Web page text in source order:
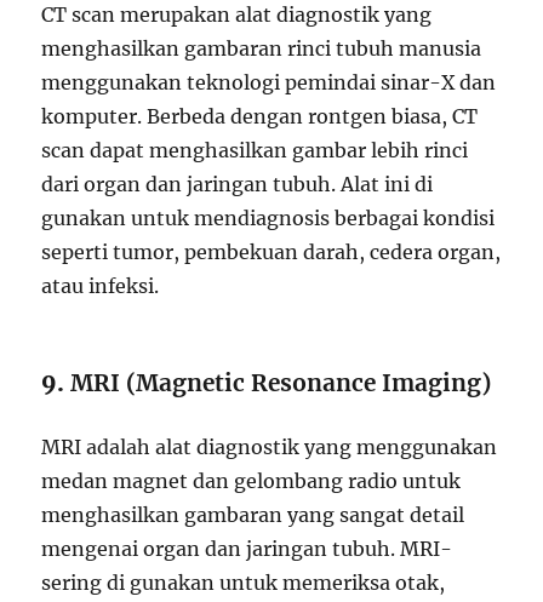
CT scan merupakan alat diagnostik yang
menghasilkan gambaran rinci tubuh manusia
menggunakan teknologi pemindai sinar-X dan
komputer. Berbeda dengan rontgen biasa, CT
scan dapat menghasilkan gambar lebih rinci
dari organ dan jaringan tubuh. Alat ini di
gunakan untuk mendiagnosis berbagai kondisi
seperti tumor, pembekuan darah, cedera organ,
atau infeksi.
9.MRI (Magnetic Resonance Imaging)
MRI adalah alat diagnostik yang menggunakan
medan magnet dan gelombang radio untuk
menghasilkan gambaran yang sangat detail
mengenai organ dan jaringan tubuh. MRI-
sering di gunakan untuk memeriksa otak,